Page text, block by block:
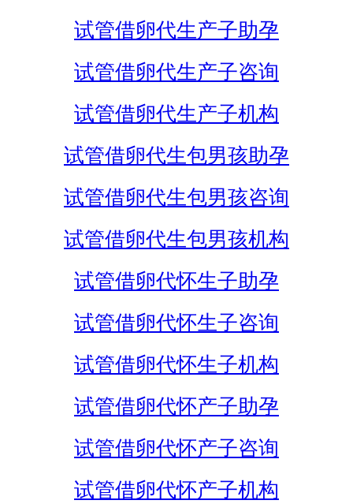
试管借卵代生产子助孕
试管借卵代生产子咨询
试管借卵代生产子机构
试管借卵代生包男孩助孕
试管借卵代生包男孩咨询
试管借卵代生包男孩机构
试管借卵代怀生子助孕
试管借卵代怀生子咨询
试管借卵代怀生子机构
试管借卵代怀产子助孕
试管借卵代怀产子咨询
试管借卵代怀产子机构